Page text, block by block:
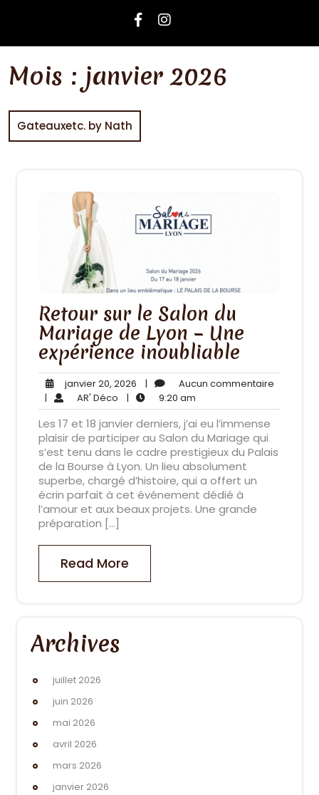
Mois : janvier 2026
Gateauxetc. by Nath
Retour sur le Salon du
Mariage de Lyon – Une
expérience inoubliable
janvier 20, 2026 janvier
20,
2026
| Aucun commentaire
| AR' Déco AR'
Déco
| 9:20 am
am
Les 17 et 18 janvier derniers, j’ai eu l’immense
plaisir de participer au Salon du Mariage qui
s’est tenu dans le cadre prestigieux du Palais
de la Bourse à Lyon. Un lieu absolument
superbe, chargé d’histoire, qui a offert un
écrin parfait à cet événement dédié à
l’amour et aux beaux projets. Une grande
préparation […]
Read More
Archives
juillet 2026
juin 2026
mai 2026
avril 2026
mars 2026
janvier 2026